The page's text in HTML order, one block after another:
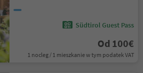
Südtirol Guest Pass
Od 100€
1 nocleg / 1 mieszkanie w tym podatek VAT